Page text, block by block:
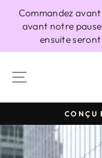
contenu
Commandez
avant notre
ensuite
CONÇU